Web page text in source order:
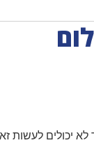
יכולים לעשות